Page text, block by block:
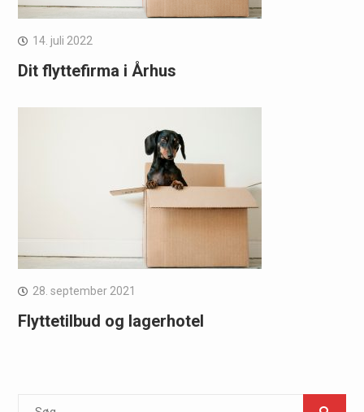
14. juli 2022
Dit flyttefirma i Århus
28. september 2021
Flyttetilbud og lagerhotel